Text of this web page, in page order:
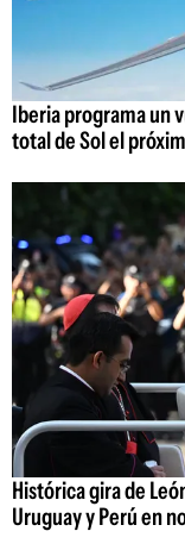
Iberia programa un
total de Sol el
Histórica gira de
Uruguay y Perú en